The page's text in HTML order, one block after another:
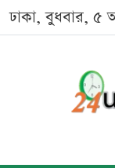
ঢাকা, বুধবার, ৫